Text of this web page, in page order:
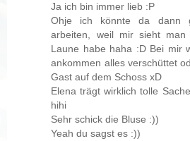
Ja ich bin immer lieb :P
Ohje ich könnte da dann
arbeiten, weil mir sieht
Laune habe haha :D Bei mir
ankommen alles verschüttet
Gast auf dem Schoss xD
Elena trägt wirklich tolle
hihi
Sehr schick die Bluse :))
Yeah du sagst es :))